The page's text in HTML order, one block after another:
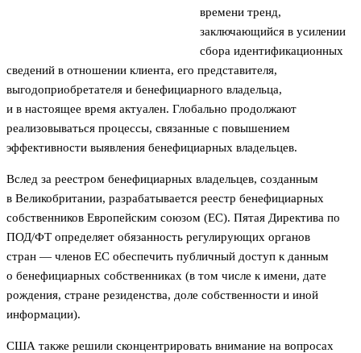
времени тренд,
заключающийся в усилении
сбора идентификационных
сведений в отношении клиента, его представителя,
выгодоприобретателя и бенефициарного владельца,
и в настоящее время актуален. Глобально продолжают
реализовываться процессы, связанные с повышением
эффективности выявления бенефициарных владельцев.
Вслед за реестром бенефициарных владельцев, созданным
в Великобритании, разрабатывается реестр бенефициарных
собственников Европейским союзом (ЕС). Пятая Директива по
ПОД/ФТ определяет обязанность регулирующих органов
стран — членов ЕС обеспечить публичный доступ к данным
о бенефициарных собственниках (в том числе к имени, дате
рождения, стране резиденства, доле собственности и иной
информации).
США также решили сконцентрировать внимание на вопросах